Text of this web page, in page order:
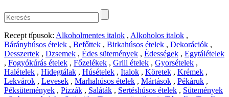
Recept típusok: Alkoholmentes italok , Alkoholos italok ,
Bárányhúsos ételek , Befőttek , Birkahúsos ételek , Dekorációk ,
Desszertek , Dzsemek , Édes sütemények , Édességek , Egytálételek
, Fogyókúrás ételek , Főzelékek , Grill ételek , Gyorsételek ,
Halételek , Hidegtálak , Húsételek , Italok , Köretek , Krémek ,
Lekvárok , Levesek , Marhahúsos ételek , Mártások , Pékáruk ,
Péksütemények , Pizzák , Saláták , Sertéshúsos ételek , Sütemények